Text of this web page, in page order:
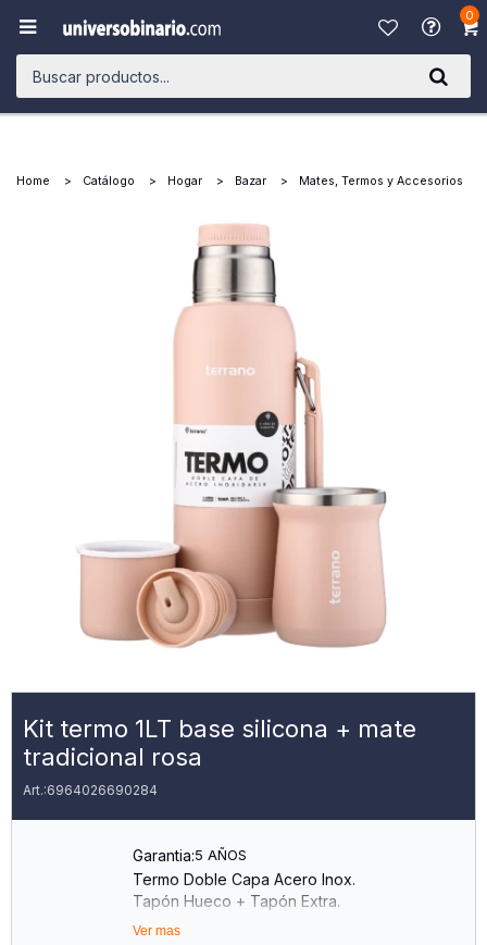
0

Home Catálogo Hogar Bazar Mates, Termos y Accesorios
Kit termo 1LT base silicona + mate
tradicional rosa
6964026690284
Garantia:5 AÑOS
Termo Doble Capa Acero Inox.
Tapón Hueco + Tapón Extra.
Capacidad 1lt.
Ver mas